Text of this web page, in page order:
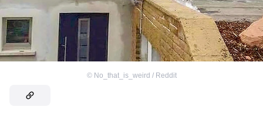
© No_that_is_weird / Reddit